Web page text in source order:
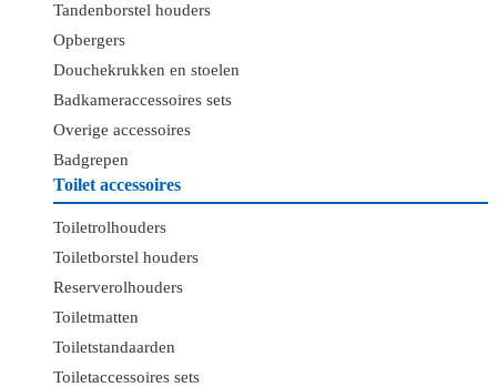
Tandenborstel houders
Opbergers
Douchekrukken en stoelen
Badkameraccessoires sets
Overige accessoires
Badgrepen
Toilet accessoires
Toiletrolhouders
Toiletborstel houders
Reserverolhouders
Toiletmatten
Toiletstandaarden
Toiletaccessoires sets